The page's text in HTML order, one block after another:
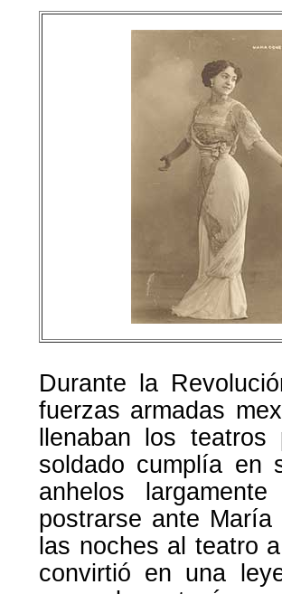
Durante la
fuerzas armadas
llenaban los
soldado cumplía en
anhelos
postrarse ante
las noches al teatro
convirtió en una